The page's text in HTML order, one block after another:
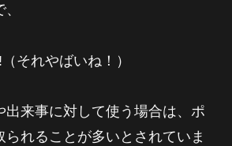
それやばいね！）
出来事に対して使う場合は、ポ
られることが多いとされていま